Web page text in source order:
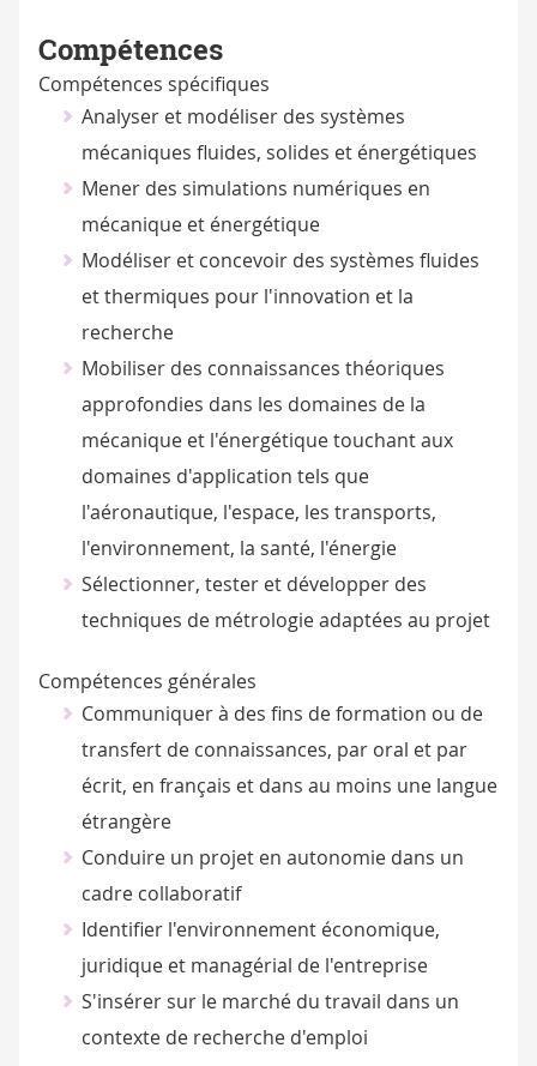
Compétences
Compétences spécifiques
Analyser et modéliser des systèmes
mécaniques fluides, solides et énergétiques
Mener des simulations numériques en
mécanique et énergétique
Modéliser et concevoir des systèmes fluides
et thermiques pour l'innovation et la
recherche
Mobiliser des connaissances théoriques
approfondies dans les domaines de la
mécanique et l'énergétique touchant aux
domaines d'application tels que
l'aéronautique, l'espace, les transports,
l'environnement, la santé, l'énergie
Sélectionner, tester et développer des
techniques de métrologie adaptées au projet
Compétences générales
Communiquer à des fins de formation ou de
transfert de connaissances, par oral et par
écrit, en français et dans au moins une langue
étrangère
Conduire un projet en autonomie dans un
cadre collaboratif
Identifier l'environnement économique,
juridique et managérial de l'entreprise
S'insérer sur le marché du travail dans un
contexte de recherche d'emploi